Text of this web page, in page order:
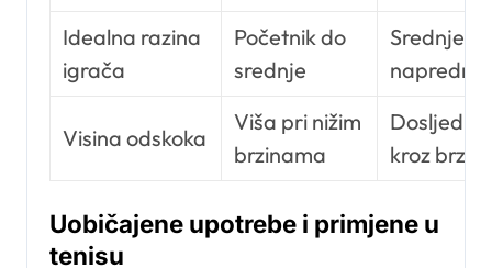
Idealna razina
igrača
Početnik do
srednje
Srednje
napredne
Visina odskoka
Viša pri nižim
brzinama
Dosljedna
kroz
Uobičajene upotrebe i primjene u
tenisu